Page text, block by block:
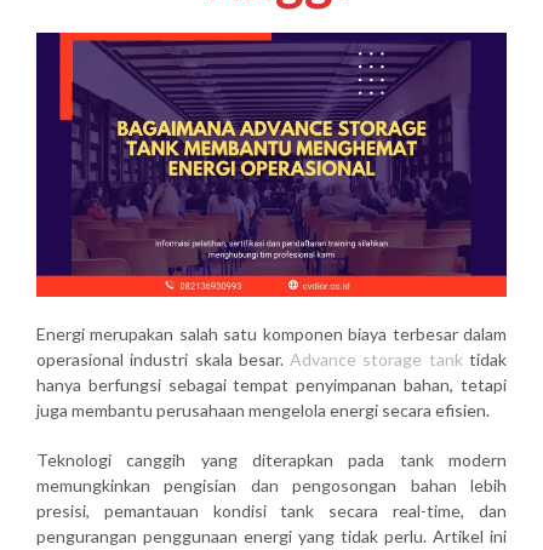
Energi merupakan salah satu komponen biaya terbesar dalam
operasional industri skala besar.Advance storage tanktidak
hanya berfungsi sebagai tempat penyimpanan bahan, tetapi
juga membantu perusahaan mengelola energi secara efisien.
Teknologi canggih yang diterapkan pada tank modern
memungkinkan pengisian dan pengosongan bahan lebih
presisi, pemantauan kondisi tank secara real-time, dan
pengurangan penggunaan energi yang tidak perlu. Artikel ini